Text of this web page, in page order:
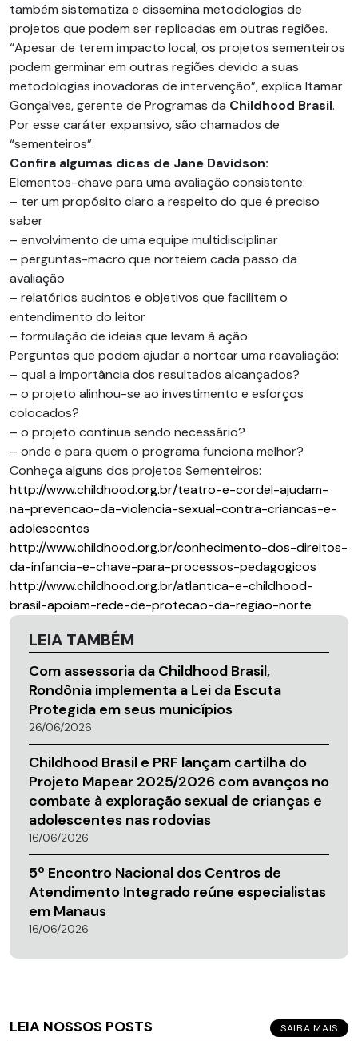
também sistematiza e dissemina metodologias de
projetos que podem ser replicadas em outras regiões.
“Apesar de terem impacto local, os projetos sementeiros
podem germinar em outras regiões devido a suas
metodologias inovadoras de intervenção”, explica Itamar
Gonçalves, gerente de Programas da Childhood Brasil.
Por esse caráter expansivo, são chamados de
“sementeiros”.
Confira algumas dicas de Jane Davidson:
Elementos-chave para uma avaliação consistente:
– ter um propósito claro a respeito do que é preciso
saber
– envolvimento de uma equipe multidisciplinar
– perguntas-macro que norteiem cada passo da
avaliação
– relatórios sucintos e objetivos que facilitem o
entendimento do leitor
– formulação de ideias que levam à ação
Perguntas que podem ajudar a nortear uma reavaliação:
– qual a importância dos resultados alcançados?
– o projeto alinhou-se ao investimento e esforços
colocados?
– o projeto continua sendo necessário?
– onde e para quem o programa funciona melhor?
Conheça alguns dos projetos Sementeiros:
http://www.childhood.org.br/teatro-e-cordel-ajudam-
na-prevencao-da-violencia-sexual-contra-criancas-e-
adolescentes
http://www.childhood.org.br/conhecimento-dos-direitos-
da-infancia-e-chave-para-processos-pedagogicos
http://www.childhood.org.br/atlantica-e-childhood-
brasil-apoiam-rede-de-protecao-da-regiao-norte
LEIA TAMBÉM
Com assessoria da Childhood Brasil,
Rondônia implementa a Lei da Escuta
Protegida em seus municípios
26/06/2026
Childhood Brasil e PRF lançam cartilha do
Projeto Mapear 2025/2026 com avanços no
combate à exploração sexual de crianças e
adolescentes nas rodovias
16/06/2026
5º Encontro Nacional dos Centros de
Atendimento Integrado reúne especialistas
em Manaus
16/06/2026
LEIA NOSSOS POSTS SAIBA MAIS